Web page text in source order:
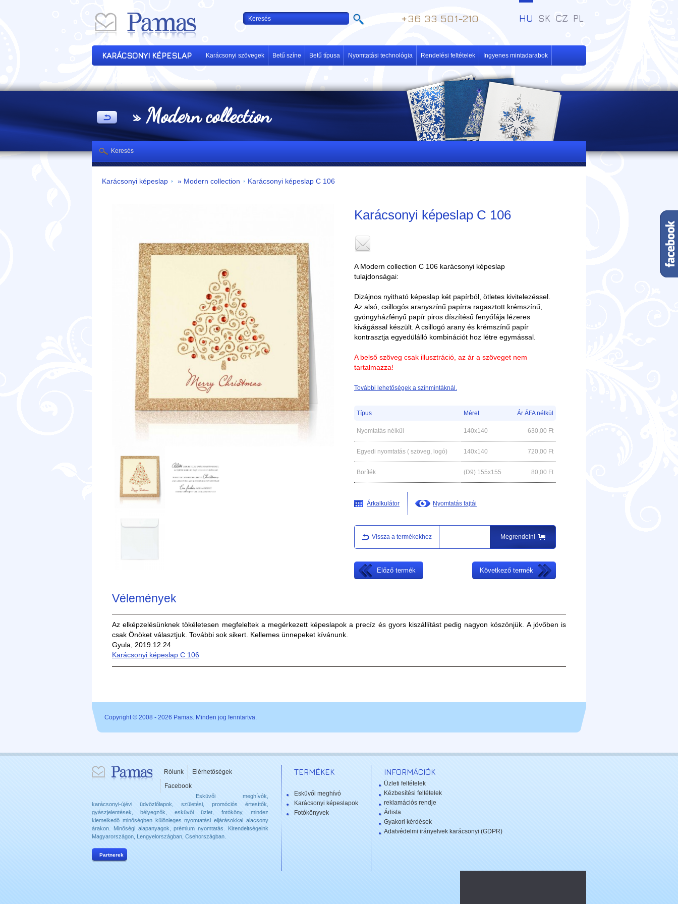
» Modern collection
+36 33 501-210 PL
CZ
SK
HU
KARÁCSONYI KÉPESLAP Karácsonyi szövegek Betű színe Betű típusa Nyomtatási technológia Rendelési feltételek Ingyenes mintadarabok
Karácsonyi képeslap » Modern collection Karácsonyi képeslap C 106
Karácsonyi képeslap C 106
A Modern collection C 106 karácsonyi képeslap
tulajdonságai:
Dizájnos nyitható képeslap két papírból, ötletes kivitelezéssel.
Az alsó, csillogós aranyszínű papírra ragasztott krémszínű,
gyöngyházfényű papír piros díszítésű fenyőfája lézeres
kivágással készült. A csillogó arany és krémszínű papír
kontrasztja egyedülálló kombinációt hoz létre egymással.
A belső szöveg csak illusztráció, az ár a szöveget nem
tartalmazza!
További lehetőségek a színmintáknál.
Típus Méret Ár ÁFA nélkül
Nyomtatás nélkül 140x140 630,00 Ft
Egyedi nyomtatás ( szöveg, logó) 140x140 720,00 Ft
Boríték (D9) 155x155 80,00 Ft
Árkalkulátor Nyomtatás fajtái
Vissza a termékekhez Megrendelni
Előző termék Következő termék
Vélemények
Az elképzelésünknek tökéletesen megfeleltek a megérkezett képeslapok a precíz és gyors kiszállítást pedig nagyon köszönjük. A jövőben is
csak Önöket választjuk. További sok sikert. Kellemes ünnepeket kívánunk.
Gyula, 2019.12.24
Karácsonyi képeslap C 106
Keresés
Copyright © 2008 - 2026 Pamas. Minden jog fenntartva.
Rólunk
Elérhetőségek
Facebook
Esküvői meghívók,
karácsonyi-újévi üdvözlőlapok, születési, promóciós értesítők,
gyászjelentések, bélyegzők, esküvői üzlet, fotóköny, mindez
kiemelkedő minőségben különleges nyomtatási eljárásokkal alacsony
árakon. Minőségi alapanyagok, prémium nyomtatás. Kirendeltségeink
Magyarországon, Lengyelországban, Csehországban.
Partnerek
TERMÉKEK
Esküvői meghívó
Karácsonyi képeslapok
Fotókönyvek
INFORMÁCIÓK
Üzleti feltételek
Kézbesítési feltételek
reklamációs rendje
Árlista
Gyakori kérdések
Adatvédelmi irányelvek karácsonyi (GDPR)